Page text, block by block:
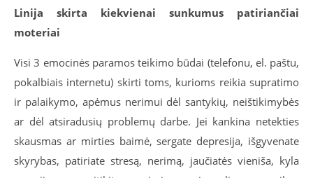
Linija skirta kiekvienai sunkumus patiriančiai
moteriai
Visi 3 emocinės paramos teikimo būdai (telefonu, el. paštu,
pokalbiais internetu) skirti toms, kurioms reikia supratimo
ir palaikymo, apėmus nerimui dėl santykių, neištikimybės
ar dėl atsiradusių problemų darbe. Jei kankina netekties
skausmas ar mirties baimė, sergate depresija, išgyvenate
skyrybas, patiriate stresą, nerimą, jaučiatės vieniša, kyla